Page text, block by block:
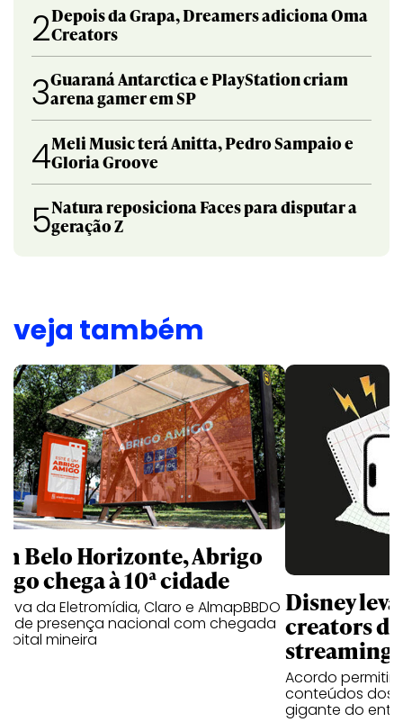
2Depois da Grapa, Dreamers adiciona Oma
Creators
3Guaraná Antarctica e PlayStation criam
arena gamer em SP
4Meli Music terá Anitta, Pedro Sampaio e
Gloria Groove
5Natura reposiciona Faces para disputar a
geração Z
veja também
Belo Horizonte, Abrigo
chega à 10ª cidade
da Eletromídia, Claro e AlmapBBDO
presença nacional com chegada
mineira
Disney
creators
streaming
Acordo
conteúdos dos
gigante do